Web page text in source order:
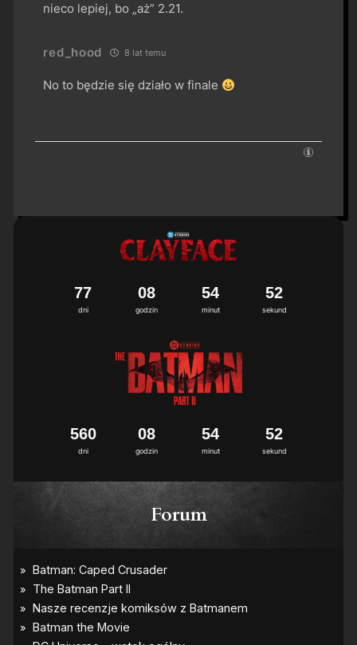
nieco lepiej, bo „aż” 2.21.
red_hood 8 lat temu
No to będzie się działo w finale
dni
77
godzin
08
minut
54
sekund
52
dni
560
godzin
08
minut
54
sekund
52
Forum